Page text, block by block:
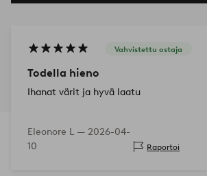
Vahvistettu ostaja
Todella hieno
Ihanat värit ja hyvä laatu
Eleonore L — 2026-04-
10
Raportoi